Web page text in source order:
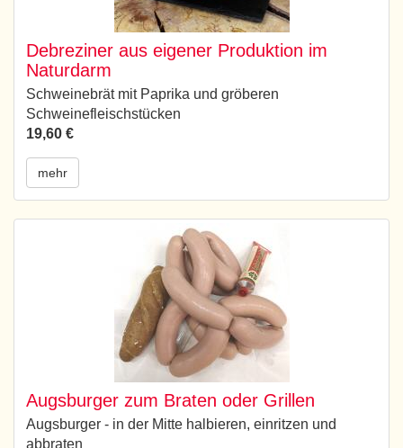
Debreziner aus eigener Produktion im
Naturdarm
Schweinebrät mit Paprika und gröberen
Schweinefleischstücken
19,60 €
mehr
Augsburger zum Braten oder Grillen
Augsburger - in der Mitte halbieren, einritzen und
abbraten